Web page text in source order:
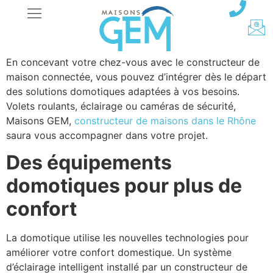
En concevant votre chez-vous avec le constructeur de
maison connectée, vous pouvez d’intégrer dès le départ
des solutions domotiques adaptées à vos besoins.
Volets roulants, éclairage ou caméras de sécurité,
Maisons GEM, constructeur de maisons dans le Rhône
saura vous accompagner dans votre projet.
Des équipements
domotiques pour plus de
confort
La domotique utilise les nouvelles technologies pour
améliorer votre confort domestique. Un système
d’éclairage intelligent installé par un constructeur de